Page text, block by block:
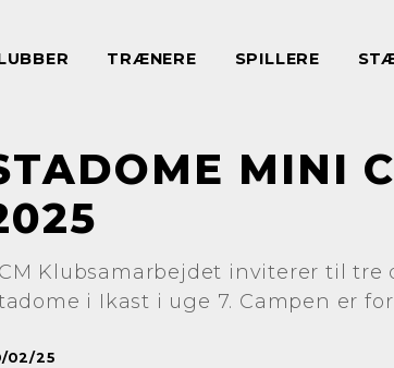
TRÆNERE SPILLERE
MINI
Klubsamarbejdet inviterer til
i Ikast i uge 7. Campen er
02/25